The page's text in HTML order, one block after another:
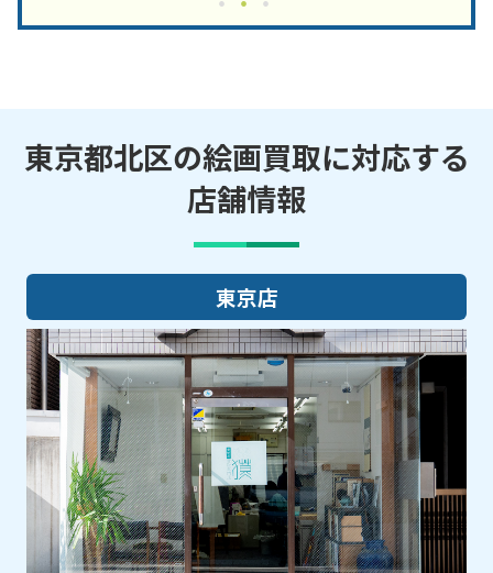
東京都北区の絵画買取に対応する
店舗情報
東京店